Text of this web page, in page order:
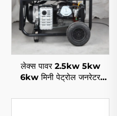
लेक्स पावर 2.5kw 5kw
6kw मिनी पेट्रोल जनरेटर
क्वालिटी